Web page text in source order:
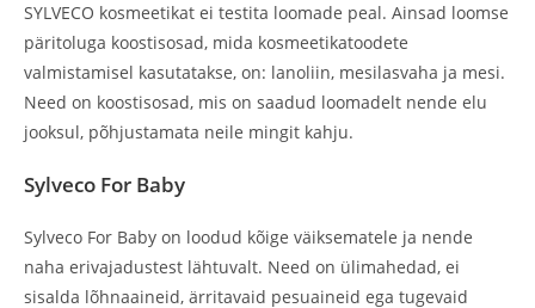
SYLVECO kosmeetikat ei testita loomade peal. Ainsad loomse
päritoluga koostisosad, mida kosmeetikatoodete
valmistamisel kasutatakse, on: lanoliin, mesilasvaha ja mesi.
Need on koostisosad, mis on saadud loomadelt nende elu
jooksul, põhjustamata neile mingit kahju.
Sylveco For Baby
Sylveco For Baby on loodud kõige väiksematele ja nende
naha erivajadustest lähtuvalt. Need on ülimahedad, ei
sisalda lõhnaaineid, ärritavaid pesuaineid ega tugevaid